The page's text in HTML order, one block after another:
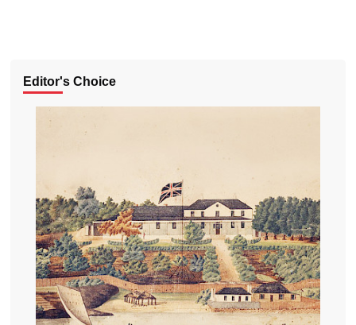
Editor's Choice